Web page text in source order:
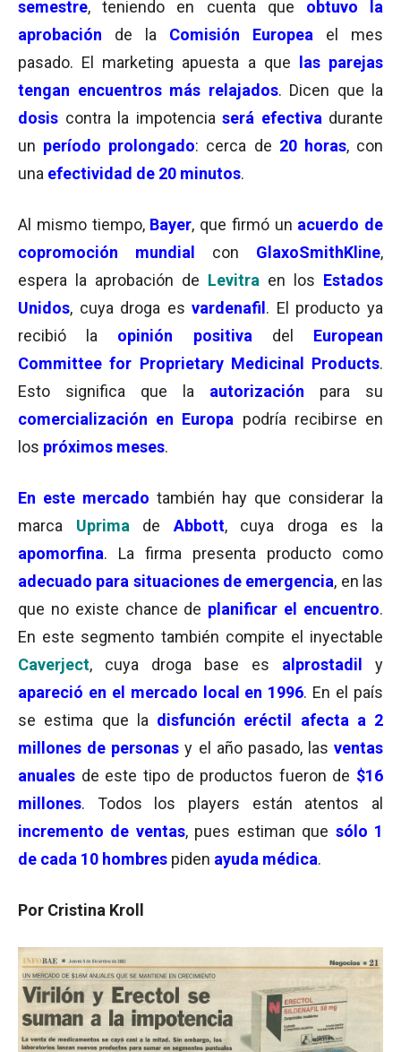
semestre, teniendo en cuenta que obtuvo la
aprobación de la Comisión Europea el mes
pasado. El marketing apuesta a que
las parejas
tengan encuentros más relajados. Dicen que la
dosis contra la impotencia será efectiva durante
un período prolongado: cerca de 20 horas, con
una efectividad de 20 minutos.
Al mismo tiempo, Bayer, que firmó un acuerdo de
copromoción mundial
con GlaxoSmithKline,
espera la aprobación de Levitra en los Estados
Unidos, cuya droga esvardenafil . El producto ya
recibió la opinión positiva del European
Committee for Proprietary Medicinal Products.
Esto significa que la autorización
para su
comercialización en Europa podría recibirse en
los próximos meses.
En este mercado también hay que considerar la
marca Uprima de Abbott, cuya droga es la
apomorfina. La firma presenta producto como
adecuado para situaciones de emergencia, en las
que no existe chance de planificar el encuentro.
En este segmento también compite el inyectable
Caverject, cuya droga base es alprostadil
y
apareció en el mercado local en 1996. En el país
se estima que la disfunción eréctil afecta a 2
millones de personas y el año pasado, las ventas
anuales de este tipo de productos fueron de $16
millones. Todos los players están atentos al
incremento de ventas, pues estiman que sólo 1
de cada 10 hombres piden ayuda médica.
Por Cristina Kroll